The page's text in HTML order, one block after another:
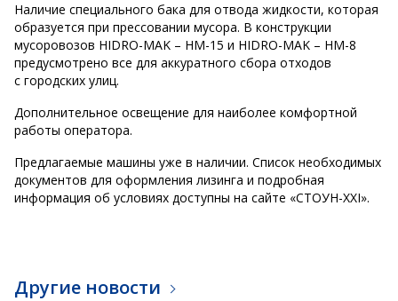
Наличие специального бака для отвода жидкости, которая
образуется при прессовании мусора. В конструкции
мусоровозов HIDRO-MAK – HM-15 и HIDRO-MAK – HM-8
предусмотрено все для аккуратного сбора отходов
с городских улиц.
Дополнительное освещение для наиболее комфортной
работы оператора.
Предлагаемые машины уже в наличии. Список необходимых
документов для оформления лизинга и подробная
информация об условиях доступны на сайте «СТОУН-XXI».
Другие новости